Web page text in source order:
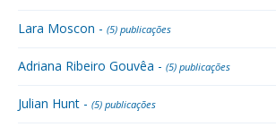
Lara Moscon - (5) publicações
Adriana Ribeiro Gouvêa - (5) publicações
Julian Hunt - (5) publicações